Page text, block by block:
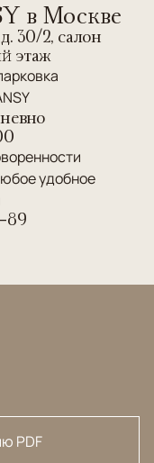
в Москве
30/2, салон
этаж
удобное
89
PDF